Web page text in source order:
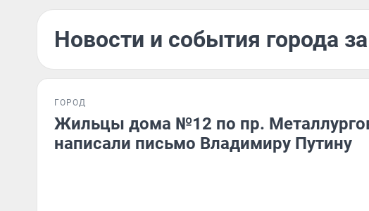
Новости и события города
ГОРОД
Жильцы дома №12 по пр.
написали письмо Владимиру Путину